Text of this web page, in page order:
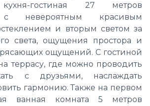
гостиная 27 метров
с невероятным красивым
и вторым светом за
света, ощущения простора и
ощущений. С гостиной
террасу, где можно проводить
с друзьями, наслаждать
гармонию. Также на первом
ванная комната 5 метров